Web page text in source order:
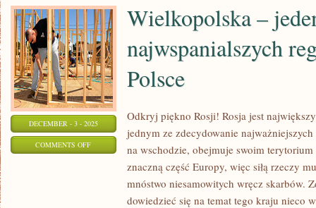
DECEMBER - 3 - 2025
COMMENTS OFFON
Wielkopolska –
najwspanialszych
Polsce
Odkryj piękno Rosji! Rosja jest
jednym ze zdecydowanie
na wschodzie, obejmuje swoim
znaczną część Europy, więc siłą rzeczy
mnóstwo niesamowitych wręcz skarbów.
dowiedzieć się na temat tego kraju nieco